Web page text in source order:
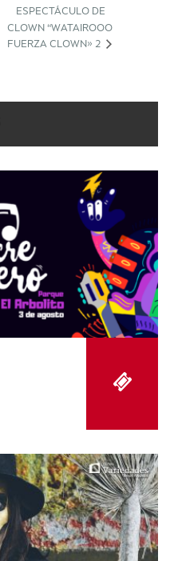
ESPECTÁCULO DE
CLOWN “WATAIROOO
FUERZA CLOWN» 2